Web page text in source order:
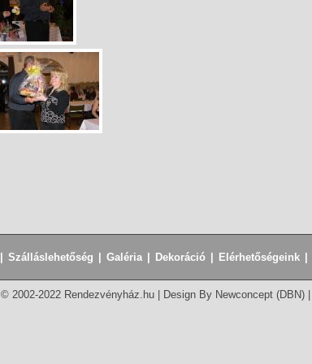
| Szálláslehetőség | Galéria | Dekoráció | Elérhetőségeink |
© 2002-2022 Rendezvényház.hu | Design By Newconcept (DBN) |